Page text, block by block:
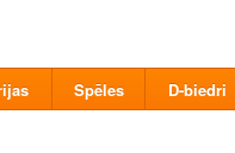
Spēles D-biedri